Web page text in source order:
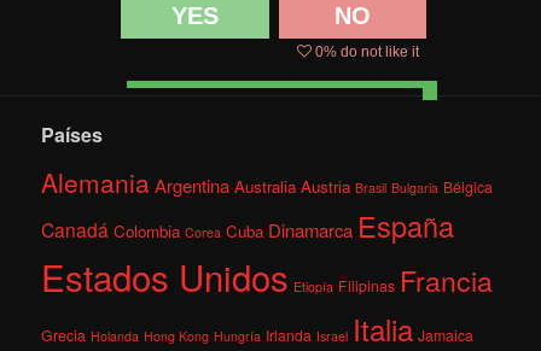
YES NO
0% do not like it
Países
AlemaniaArgentina Australia Austria Brasil Bulgaria Bélgica
Canadá Colombia Corea Cuba Dinamarca España
Estados Unidos Etiopía Filipinas Francia
Grecia Holanda Hong Kong Hungría Irlanda Israel Italia Jamaica